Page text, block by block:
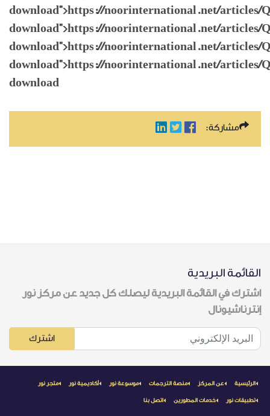
download">https://noorinternational.net/articles/
download">https://noorinternational.net/articles/
download">https://noorinternational.net/articles/
download">https://noorinternational.net/articles/
download
مشاركة:
القائمة البريدية
اشترك في القائمة البريدية ليصلك كل جديد عن مركز نور
إنترناشيونال
اشترك
الرئيسية عن المركز منصة الترجمات موسوعة نور أكاديمية نور متجر نور
تطبيقات نور خدمات المطورين اتصل بنا